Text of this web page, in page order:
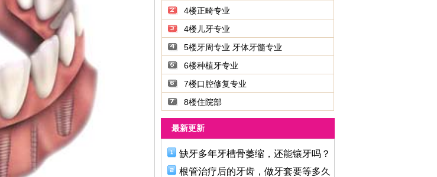
4楼正畸专业
4楼儿牙专业
5楼牙周专业 牙体牙髓专业
6楼种植牙专业
7楼口腔修复专业
8楼住院部
最新更新
缺牙多年牙槽骨萎缩，还能镶牙吗？
根管治疗后的牙齿，做牙套要等多久